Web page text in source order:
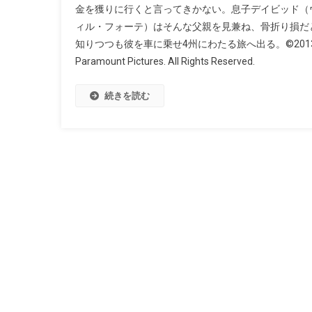
金を獲りに行くと言ってきかない。息子デイビッド（
ィル・フォーテ）はそんな父親を見兼ね、骨折り損だ
知りつつも彼を車に乗せ4州にわたる旅へ出る。
Paramount Pictures. All Rights Reserved.
続きを読む